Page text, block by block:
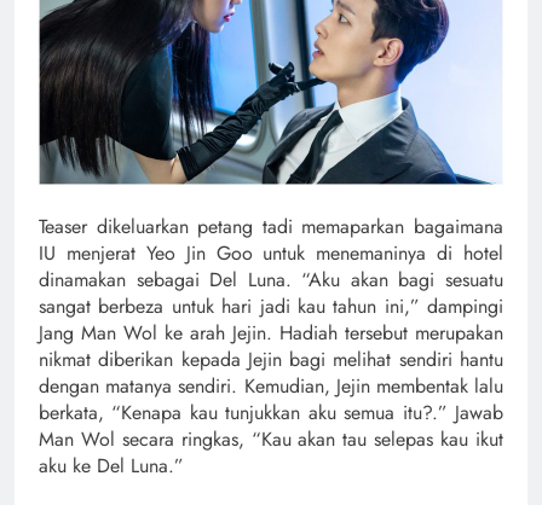
Teaser dikeluarkan petang tadi memaparkan bagaimana
IU menjerat Yeo Jin Goo untuk menemaninya di hotel
dinamakan sebagai Del Luna. “Aku akan bagi sesuatu
sangat berbeza untuk hari jadi kau tahun ini,” dampingi
Jang Man Wol ke arah Jejin. Hadiah tersebut merupakan
nikmat diberikan kepada Jejin bagi melihat sendiri hantu
dengan matanya sendiri. Kemudian, Jejin membentak lalu
berkata, “Kenapa kau tunjukkan aku semua itu?.” Jawab
Man Wol secara ringkas, “Kau akan tau selepas kau ikut
aku ke Del Luna.”